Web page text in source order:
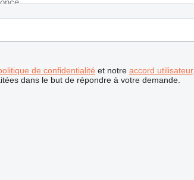
de confidentialité et notre accord utilisateur.
dans le but de répondre à votre demande.